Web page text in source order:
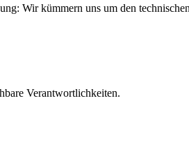
Wir kümmern uns um den
Verantwortlichkeiten.